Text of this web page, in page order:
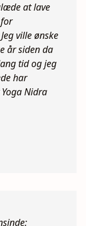
at lave
ville ønske
år siden da
tid og jeg
har
Nidra